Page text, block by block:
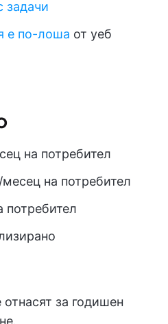
задачи
е по-лоша от уеб
на потребител
на потребител
потребител
за годишен